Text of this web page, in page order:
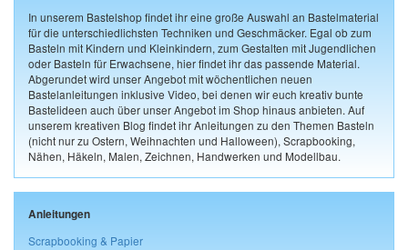
In unserem Bastelshop findet ihr eine große Auswahl an Bastelmaterial
für die unterschiedlichsten Techniken und Geschmäcker. Egal ob zum
Basteln mit Kindern und Kleinkindern, zum Gestalten mit Jugendlichen
oder Basteln für Erwachsene, hier findet ihr das passende Material.
Abgerundet wird unser Angebot mit wöchentlichen neuen
Bastelanleitungen inklusive Video, bei denen wir euch kreativ bunte
Bastelideen auch über unser Angebot im Shop hinaus anbieten. Auf
unserem kreativen Blog findet ihr Anleitungen zu den Themen Basteln
(nicht nur zu Ostern, Weihnachten und Halloween), Scrapbooking,
Nähen, Häkeln, Malen, Zeichnen, Handwerken und Modellbau.
Anleitungen
Scrapbooking & Papier